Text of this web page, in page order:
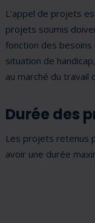
L’appel de projets
projets soumis
fonction des
situation de
au marché du travail
Durée des
Les projets retenus
avoir une durée